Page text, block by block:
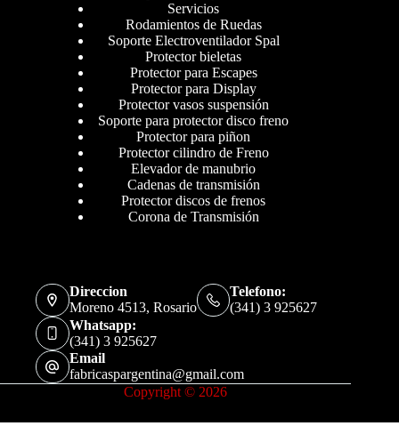
Servicios
Rodamientos de Ruedas
Soporte Electroventilador Spal
Protector bieletas
Protector para Escapes
Protector para Display
Protector vasos suspensión
Soporte para protector disco freno
Protector para piñon
Protector cilindro de Freno
Elevador de manubrio
Cadenas de transmisión
Protector discos de frenos
Corona de Transmisión
Direccion
Moreno 4513, Rosario
Telefono:
(341) 3 925627
Whatsapp:
(341) 3 925627
Email
fabricaspargentina@gmail.com
Copyright © 2026